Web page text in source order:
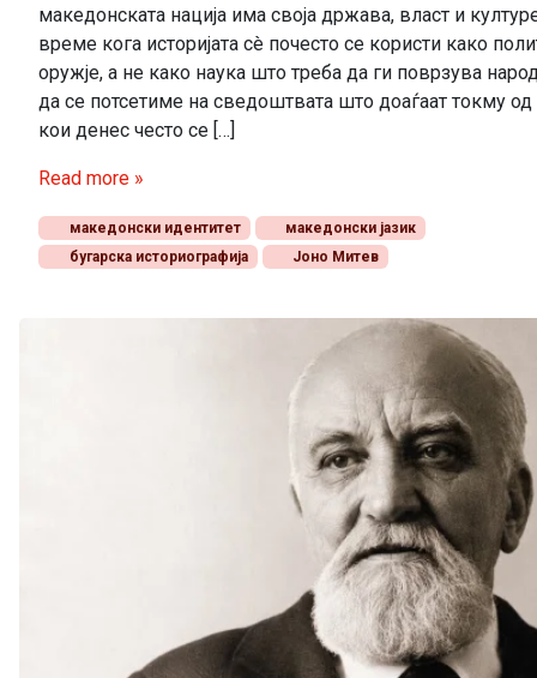
македонската нација има своја држава, власт и
време кога историјата сè почесто се користи како
оружје, а не како наука што треба да ги поврзува
да се потсетиме на сведоштвата што доаѓаат токму
кои денес често се […]
Read more »
македонски идентитет
македонски јазик
бугарска историографија
Јоно Митев